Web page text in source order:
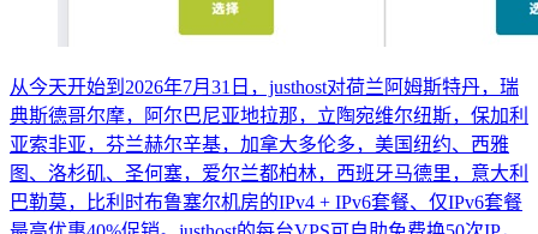
从今天开始到2026年7月31日，justhost对荷兰阿姆斯特丹，瑞
典斯德哥尔摩，阿尔巴尼亚地拉那，立陶宛维尔纽斯，保加利
亚索非亚，芬兰赫尔辛基，加拿大多伦多，美国纽约、西雅
图、洛杉矶、圣何塞，爱尔兰都柏林，西班牙马德里，意大利
巴勒莫，比利时布鲁塞尔机房的IPv4 + IPv6套餐、仅IPv6套餐